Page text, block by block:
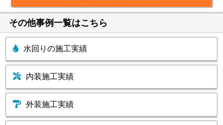
その他事例一覧はこちら
水回りの施工実績
内装施工実績
外装施工実績